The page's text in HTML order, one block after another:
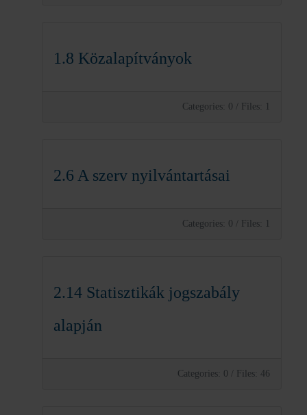
1.8 Közalapítványok
Categories: 0 / Files: 1
2.6 A szerv nyilvántartásai
Categories: 0 / Files: 1
2.14 Statisztikák jogszabály
alapján
Categories: 0 / Files: 46